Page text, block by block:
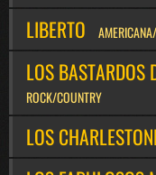
LIBERTO
LOS BASTARDOS
ROCK/COUNTRY
LOS